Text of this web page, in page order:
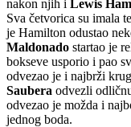
nakon njih i Lewis
Sva četvorica su imala
je Hamilton odustao
Maldonado startao je
bokseve usporio i pao
odvezao je i najbrži
Saubera odvezli
odvezao je možda i
jednog boda.